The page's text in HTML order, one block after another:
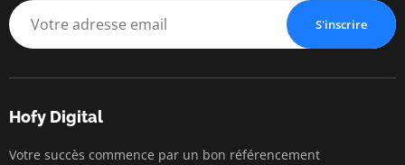
S'inscrire
Hofy Digital
Votre succès commence par un bon référencement